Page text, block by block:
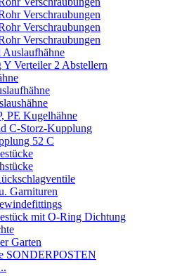
Verschraubungen
Verschraubungen
Verschraubungen
Y Verteiler 2 Abstellern
PE Kugelhähne
C-Storz-Kupplung
52 C
Garnituren
mit O-Ring Dichtung
Garten
SONDERPOSTEN